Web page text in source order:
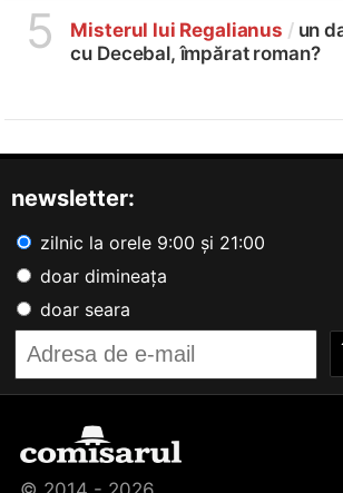
5 Misterul lui Regalianus /un
cu Decebal, împărat roman?
newsletter:
zilnic la orele 9:00 și 21:00
doar dimineața
doar seara